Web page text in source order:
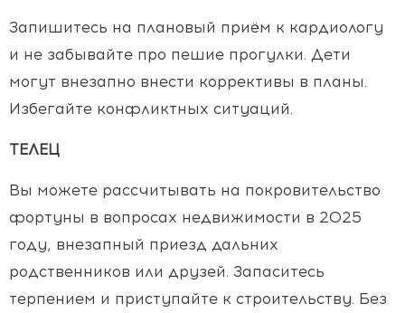
Запишитесь на плановый приём к кардиологу
и не забывайте про пешие прогулки. Дети
могут внезапно внести коррективы в планы.
Избегайте конфликтных ситуаций.
ТЕЛЕЦ
Вы можете рассчитывать на покровительство
фортуны в вопросах недвижимости в 2025
году, внезапный приезд дальних
родственников или друзей. Запаситесь
терпением и приступайте к строительству. Без